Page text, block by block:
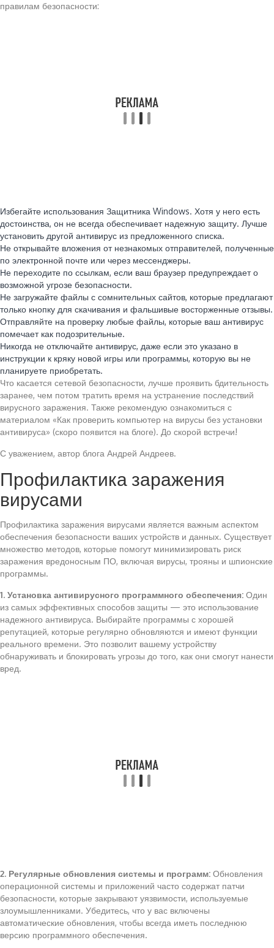
правилам безопасности:
Избегайте использования Защитника Windows. Хотя у него есть
достоинства, он не всегда обеспечивает надежную защиту. Лучше
установить другой антивирус из предложенного списка.
Не открывайте вложения от незнакомых отправителей, полученные
по электронной почте или через мессенджеры.
Не переходите по ссылкам, если ваш браузер предупреждает о
возможной угрозе безопасности.
Не загружайте файлы с сомнительных сайтов, которые предлагают
только кнопку для скачивания и фальшивые восторженные отзывы.
Отправляйте на проверку любые файлы, которые ваш антивирус
помечает как подозрительные.
Никогда не отключайте антивирус, даже если это указано в
инструкции к кряку новой игры или программы, которую вы не
планируете приобретать.
Что касается сетевой безопасности, лучше проявить бдительность
заранее, чем потом тратить время на устранение последствий
вирусного заражения. Также рекомендую ознакомиться с
материалом «Как проверить компьютер на вирусы без установки
антивируса» (скоро появится на блоге). До скорой встречи!
С уважением, автор блога Андрей Андреев.
Профилактика заражения
вирусами
Профилактика заражения вирусами является важным аспектом
обеспечения безопасности ваших устройств и данных. Существует
множество методов, которые помогут минимизировать риск
заражения вредоносным ПО, включая вирусы, трояны и шпионские
программы.
1. Установка антивирусного программного обеспечения: Один
из самых эффективных способов защиты — это использование
надежного антивируса. Выбирайте программы с хорошей
репутацией, которые регулярно обновляются и имеют функции
реального времени. Это позволит вашему устройству
обнаруживать и блокировать угрозы до того, как они смогут нанести
вред.
2. Регулярные обновления системы и программ: Обновления
операционной системы и приложений часто содержат патчи
безопасности, которые закрывают уязвимости, используемые
злоумышленниками. Убедитесь, что у вас включены
автоматические обновления, чтобы всегда иметь последнюю
версию программного обеспечения.